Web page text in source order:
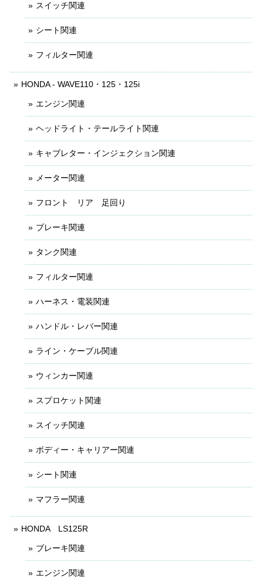
スイッチ関連
シート関連
フィルター関連
HONDA - WAVE110・125・125i
エンジン関連
ヘッドライト・テールライト関連
キャブレター・インジェクション関連
メーター関連
フロント リア 足回り
ブレーキ関連
タンク関連
フィルター関連
ハーネス・電装関連
ハンドル・レバー関連
ライン・ケーブル関連
ウィンカー関連
スプロケット関連
スイッチ関連
ボディー・キャリアー関連
シート関連
マフラー関連
HONDA LS125R
ブレーキ関連
エンジン関連